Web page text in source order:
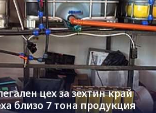
цех за зехтин край
близо 7 тона продукция